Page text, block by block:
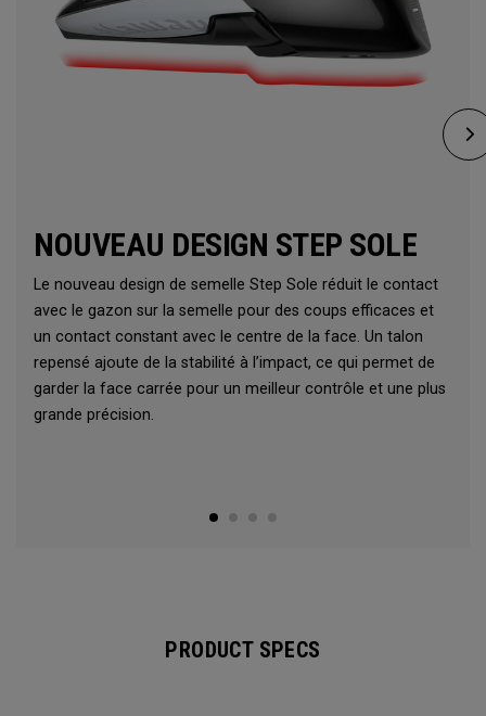
NOUVEAU DESIGN STEP SOLE
Le nouveau design de semelle Step Sole réduit le contact
avec le gazon sur la semelle pour des coups efficaces et
un contact constant avec le centre de la face. Un talon
repensé ajoute de la stabilité à l’impact, ce qui permet de
garder la face carrée pour un meilleur contrôle et une plus
grande précision.
PRODUCT SPECS